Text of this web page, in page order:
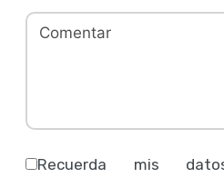
Recuerda mis